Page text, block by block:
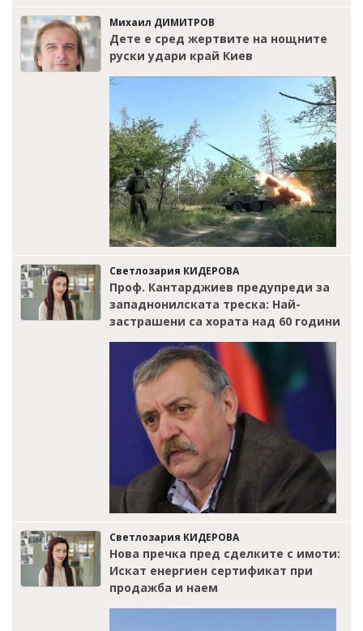
Михаил ДИМИТРОВ
Дете е сред жертвите на нощните
руски удари край Киев
Светлозария КИДЕРОВА
Проф. Кантарджиев предупреди за
западнонилската треска: Най-
застрашени са хората над 60 години
Светлозария КИДЕРОВА
Нова пречка пред сделките с имоти:
Искат енергиен сертификат при
продажба и наем